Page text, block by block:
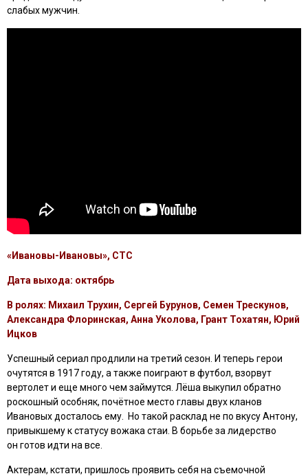
слабых мужчин.
«Ивановы-Ивановы», СТС
Дата выхода: октябрь
В ролях: Михаил Трухин, Сергей Бурунов, Семен Трескунов,
Александра Флоринская, Анна Уколова, Грант Тохатян, Юрий
Ицков
Успешный сериал продлили на третий сезон. И теперь герои
очутятся в 1917 году, а также поиграют в футбол, взорвут
вертолет и еще много чем займутся. Лёша выкупил обратно
роскошный особняк, почётное место главы двух кланов
Ивановых досталось ему. Но такой расклад не по вкусу Антону,
привыкшему к статусу вожака стаи. В борьбе за лидерство
он готов идти на все.
Актерам, кстати, пришлось проявить себя на съемочной